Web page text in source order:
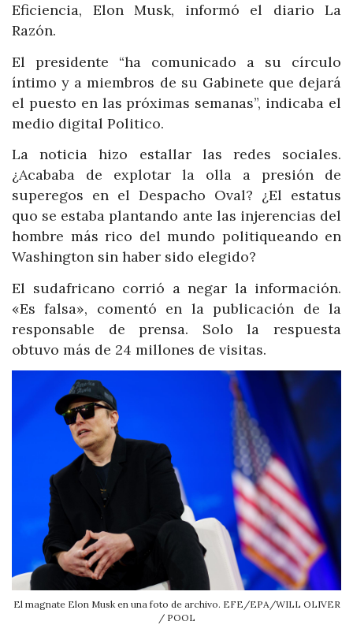
Eficiencia, Elon Musk, informó el diario La
Razón.
El presidente “ha comunicado a su círculo
íntimo y a miembros de su Gabinete que dejará
el puesto en las próximas semanas”, indicaba el
medio digital Politico.
La noticia hizo estallar las redes sociales.
¿Acababa de explotar la olla a presión de
superegos en el Despacho Oval? ¿El estatus
quo se estaba plantando ante las injerencias del
hombre más rico del mundo politiqueando en
Washington sin haber sido elegido?
El sudafricano corrió a negar la información.
«Es falsa», comentó en la publicación de la
responsable de prensa. Solo la respuesta
obtuvo más de 24 millones de visitas.
El magnate Elon Musk en una foto de archivo. EFE/EPA/WILL OLIVER
/ POOL